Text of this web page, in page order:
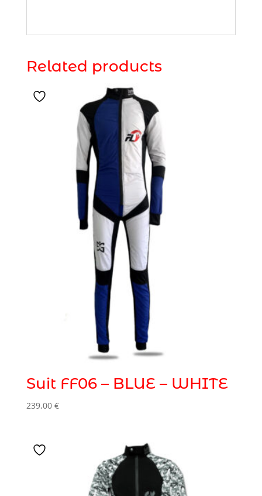
Related products
Suit FF06 – BLUE – WHITE
239,00 €